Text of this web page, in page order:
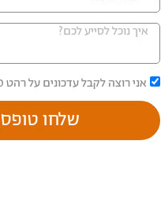
אני רוצה לקבל עדכונים על רהט 360
שלחו טופס